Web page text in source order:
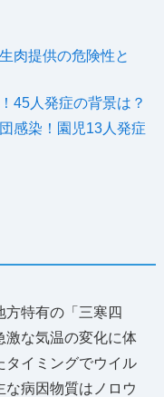
肉提供の危険性と
45人発症の背景は？
感染！園児13人発症
方特有の「三寒四
激な気温の変化に体
タイミングでウイル
な病因物質はノロウ